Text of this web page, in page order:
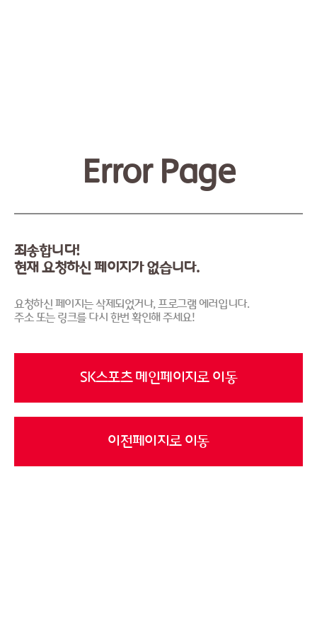
Error Page
죄송합니다!
현재 요청하신 페이지가 없습니다.
요청하신 페이지는 삭제되었거나, 프로그램 에러입니다.
주소 또는 링크를 다시 한번 확인해 주세요!
SK스포츠 메인페이지로 이동
이전페이지로 이동